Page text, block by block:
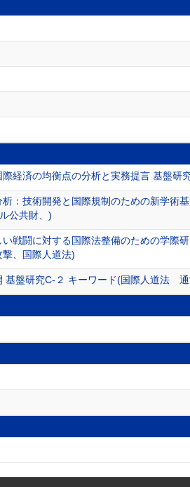
経済の均衡点の分析と実務提言 基盤研
：技術開発と国際規制のための新学術
公共財、)
戦闘に対する国際法整備のための学際
、国際人道法)
基盤研究C-２ キーワード(国際人道法